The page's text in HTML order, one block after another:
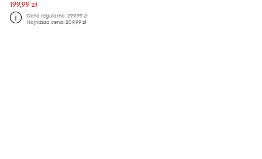
199,99 zł
Cena regularna:299,99 zł
Najniższa cena:209,99 zł